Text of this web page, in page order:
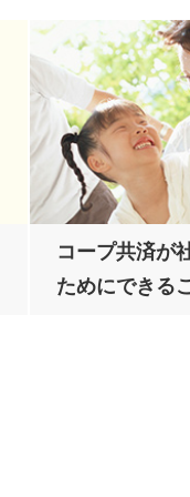
コープ共済が
ためにできる